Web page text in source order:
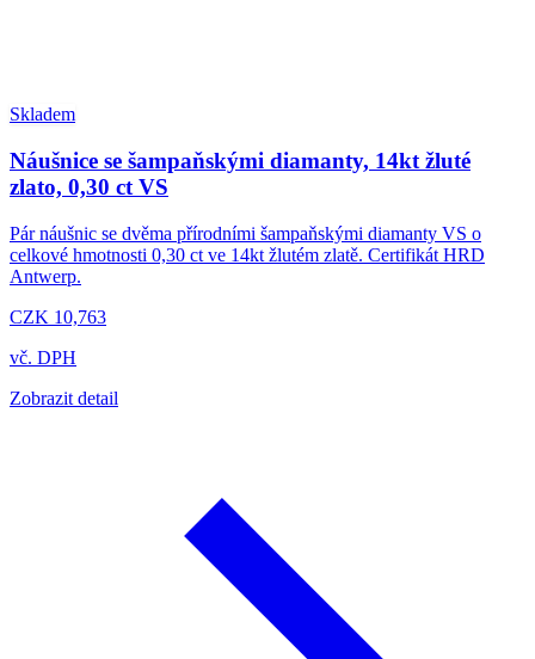
Skladem
Náušnice se šampaňskými diamanty, 14kt žluté
zlato, 0,30 ct VS
Pár náušnic se dvěma přírodními šampaňskými diamanty VS o
celkové hmotnosti 0,30 ct ve 14kt žlutém zlatě. Certifikát HRD
Antwerp.
CZK 10,763
vč. DPH
Zobrazit detail